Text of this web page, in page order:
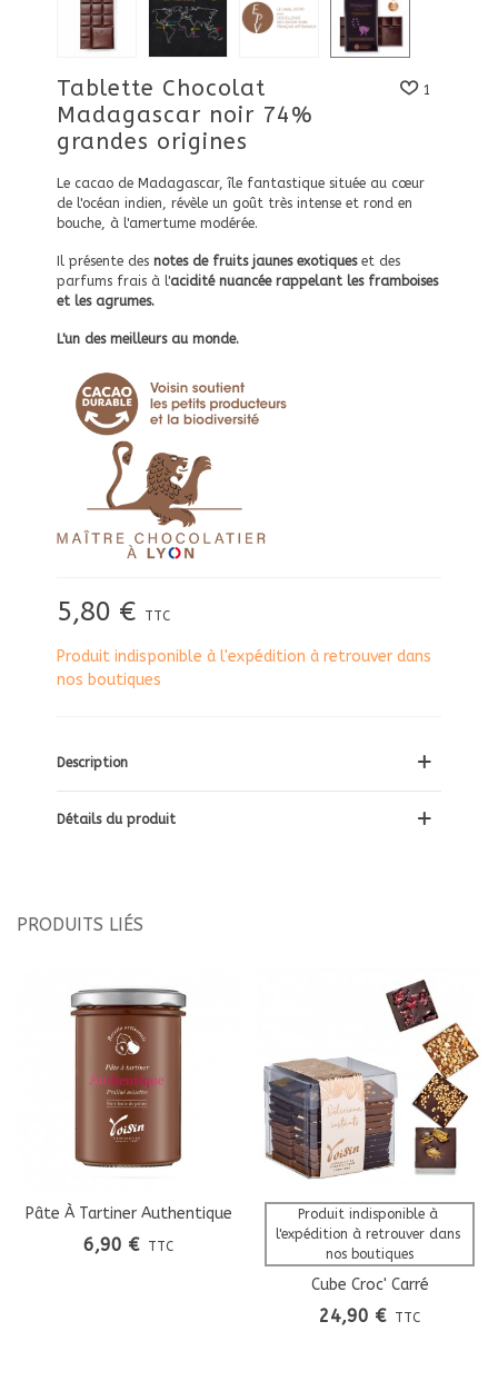
Tablette Chocolat
Madagascar noir 74%
grandes origines
1
Le cacao de Madagascar, île fantastique située au cœur
de l'océan indien, révèle un goût très intense et rond en
bouche, à l'amertume modérée.
Il présente des notes de fruits jaunes exotiqueset des
parfums frais à l'acidité nuancée rappelant les framboises
et les agrumes.
L'un des meilleurs au monde.
5,80 € TTC
Produit indisponible à l'expédition à retrouver dans
nos boutiques
Description
Détails du produit
PRODUITS LIÉS
Pâte À Tartiner Authentique
6,90 € TTC
Produit indisponible à
l'expédition à retrouver dans
nos boutiques
Cube Croc' Carré
24,90 € TTC